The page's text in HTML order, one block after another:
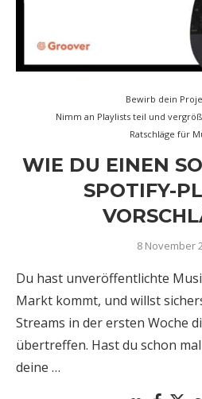
Bewirb dein
Nimm an Playlists teil und
Ratschläge für
WIE DU EINEN
SPOTIFY-
8 November
Du hast unveröffentlichte
Markt kommt, und willst
Streams in der ersten Woche
übertreffen. Hast du schon
deine …